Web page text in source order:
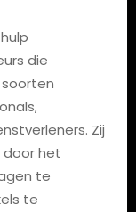
die
Zij
door het
te
te